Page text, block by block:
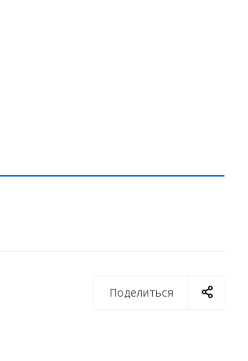
Поделиться